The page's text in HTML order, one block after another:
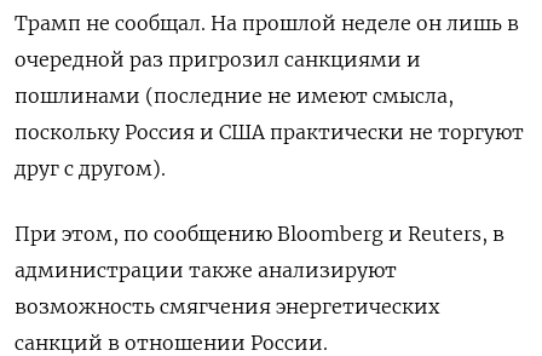
Трамп не сообщал. На прошлой неделе он лишь в
очередной раз пригрозил санкциями и
пошлинами (последние не имеют смысла,
поскольку Россия и США практически не торгуют
друг с другом).
При этом, по сообщению Bloomberg и Reuters, в
администрации также анализируют
возможность смягчения энергетических
санкций в отношении России.